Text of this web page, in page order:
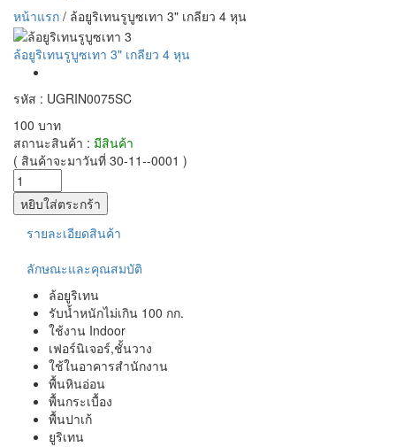
หน้าแรก / ล้อยูริเทนรูบูซเทา 3" เกลียว 4 หุน
ล้อยูริเทนรูบูซเทา 3" เกลียว 4 หุน
รหัส : UGRIN0075SC
100 บาท
สถานะสินค้า : มีสินค้า
( สินค้าจะมาวันที่ 30-11--0001 )
รายละเอียดสินค้า
ลักษณะและคุณสมบัติ
ล้อยูริเทน
รับน้ำหนักไม่เกิน 100 กก.
ใช้งาน Indoor
เฟอร์นิเจอร์,ชั้นวาง
ใช้ในอาคารสำนักงาน
พื้นหินอ่อน
พื้นกระเบื้อง
พื้นปาเก้
ยูริเทน